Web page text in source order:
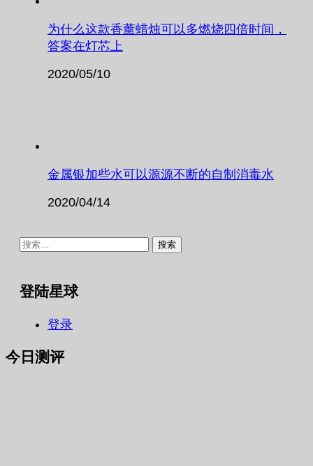
为什么这款香薰蜡烛可以多燃烧四倍时间，
答案在灯芯上
2020/05/10
金属银加些水可以源源不断的自制消毒水
2020/04/14
搜
登陆星球
登录
今日测评